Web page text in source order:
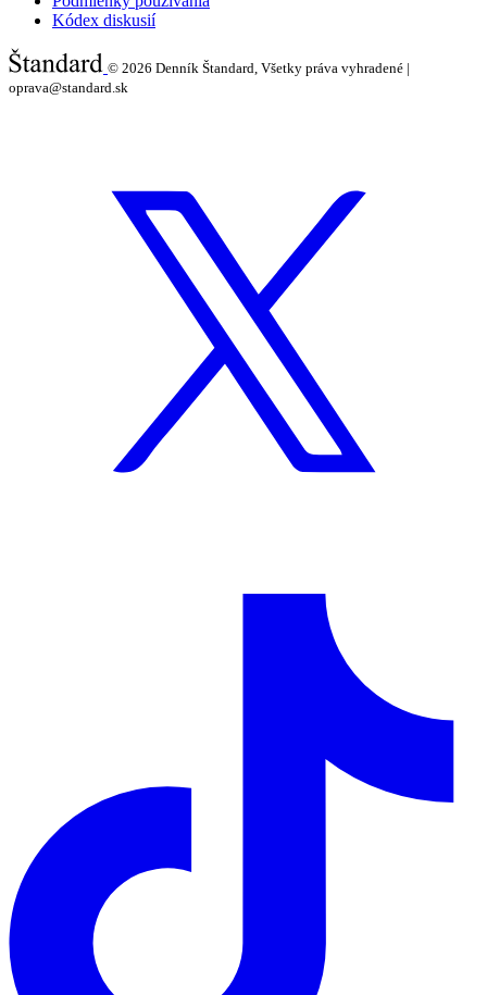
Kódex diskusií
© 2026 Denník Štandard, Všetky práva vyhradené |
oprava@standard.sk